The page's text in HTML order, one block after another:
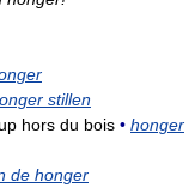
stillen
hors du bois • honger
de honger